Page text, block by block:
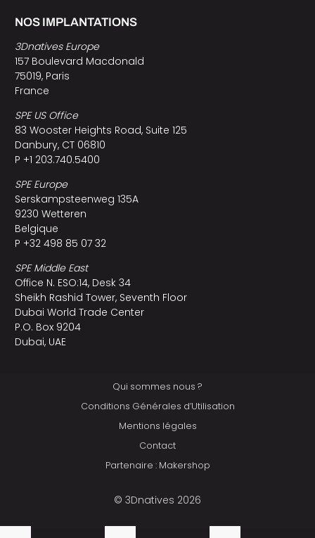
NOS IMPLANTATIONS
3Dnatives Europe
157 Boulevard Macdonald
75019, Paris
France
SPE US Office
83 Wooster Heights Road, Suite 125
Danbury, CT 06810
P +1 203.740.5400
SPE Europe
Serskampsteenweg 135A
9230 Wetteren
Belgique
P +32 498 85 07 32
SPE Middle East
Office N. ESO:14, Desk 34
Sheikh Rashid Tower, Seventh Floor
Dubai World Trade Center
P.O. Box 9204
Dubai, UAE
Qui sommes nous ?
Conditions Générales d’Utilisation
Mentions légales
Contact
Partenaire : Makershop
© 3Dnatives 2026